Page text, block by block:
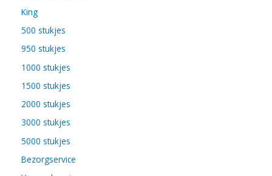
King
500 stukjes
950 stukjes
1000 stukjes
1500 stukjes
2000 stukjes
3000 stukjes
5000 stukjes
Bezorgservice